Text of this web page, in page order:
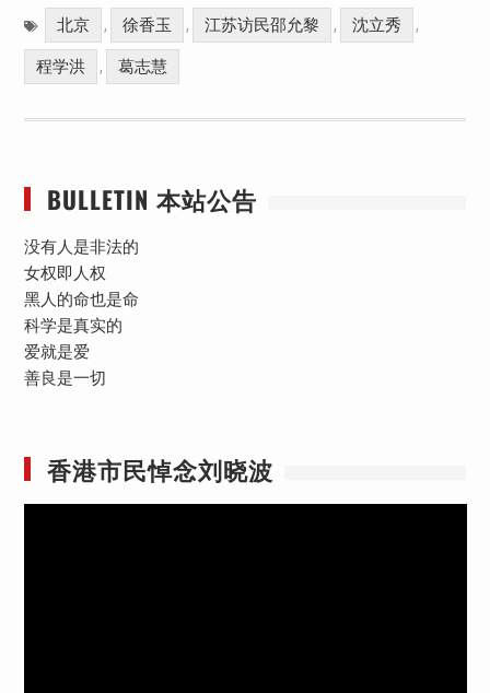
北京 , 徐香玉 , 江苏访民邵允黎 , 沈立秀 ,
程学洪 , 葛志慧
BULLETIN 本站公告
没有人是非法的
女权即人权
黑人的命也是命
科学是真实的
爱就是爱
善良是一切
香港市民悼念刘晓波